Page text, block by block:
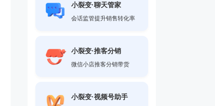
小裂变·聊天管家
会话监管提升销售转化率
小裂变·推客分销
微信小店推客分销带货
小裂变·视频号助手